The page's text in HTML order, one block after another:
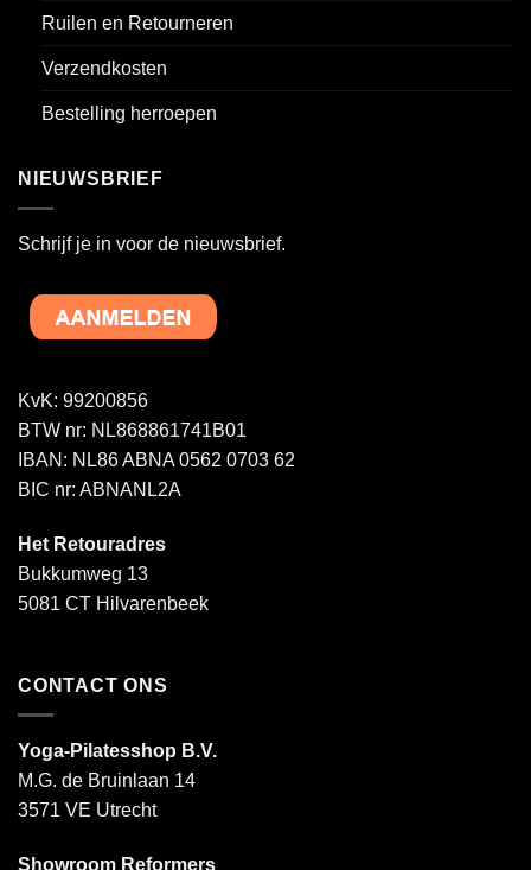
Ruilen en Retourneren
Verzendkosten
Bestelling herroepen
NIEUWSBRIEF
Schrijf je in voor de nieuwsbrief.
KvK: 99200856
BTW nr: NL868861741B01
IBAN: NL86 ABNA 0562 0703 62
BIC nr: ABNANL2A
Het Retouradres
Bukkumweg 13
5081 CT Hilvarenbeek
CONTACT ONS
Yoga-Pilatesshop B.V.
M.G. de Bruinlaan 14
3571 VE Utrecht
Showroom Reformers